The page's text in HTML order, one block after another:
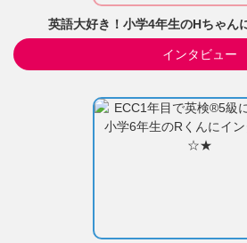
英語大好き！小学4年生のHちゃ
インタビュー